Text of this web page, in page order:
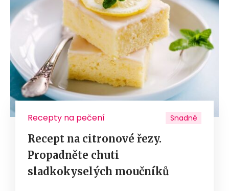
Recepty na pečení Snadné
Recept na citronové řezy.
Propadněte chuti
sladkokyselých moučníků